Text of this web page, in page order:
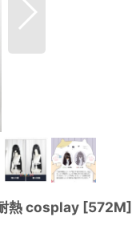
熱 cosplay [572M]